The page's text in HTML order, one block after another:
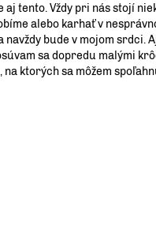
tento. Vždy pri nás stojí
alebo karhať v
bude v mojom srdci.
sa dopredu malými
ktorých sa môžem